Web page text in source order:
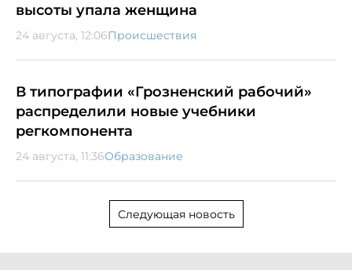
высоты упала женщина
24 августа, 12:06Происшествия
В типографии «Грозненский рабочий»
распределили новые учебники
регкомпонента
24 августа, 11:36Образование
Следующая новость